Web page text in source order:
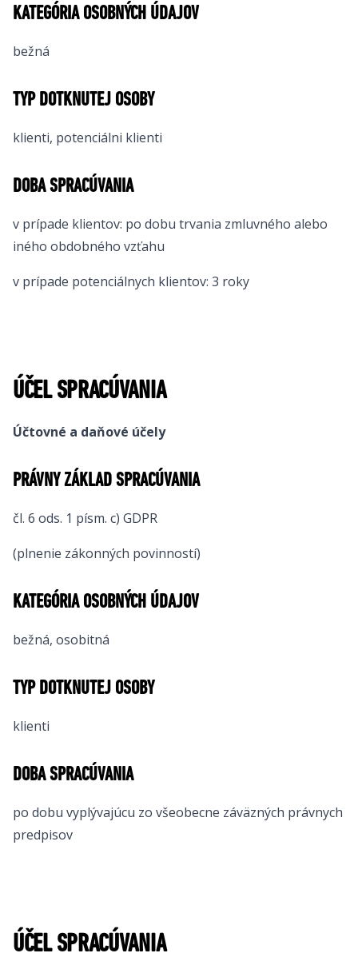
KATEGÓRIA OSOBNÝCH ÚDAJOV
bežná
TYP DOTKNUTEJ OSOBY
klienti, potenciálni klienti
DOBA SPRACÚVANIA
v prípade klientov: po dobu trvania zmluvného alebo
iného obdobného vzťahu
v prípade potenciálnych klientov: 3 roky
ÚČEL SPRACÚVANIA
Účtovné a daňové účely
PRÁVNY ZÁKLAD SPRACÚVANIA
čl. 6 ods. 1 písm. c) GDPR
(plnenie zákonných povinností)
KATEGÓRIA OSOBNÝCH ÚDAJOV
bežná, osobitná
TYP DOTKNUTEJ OSOBY
klienti
DOBA SPRACÚVANIA
po dobu vyplývajúcu zo všeobecne záväzných právnych
predpisov
ÚČEL SPRACÚVANIA